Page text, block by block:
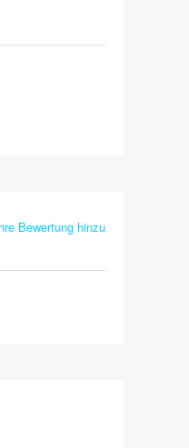
Bewertung hinzu